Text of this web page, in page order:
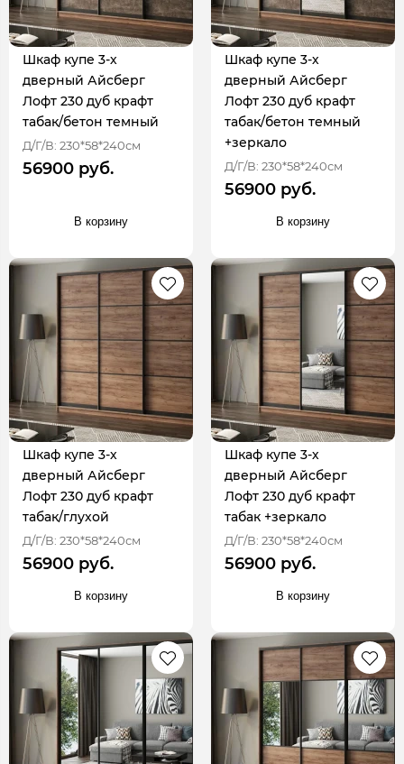
Шкаф купе 3-х
дверный Айсберг
Лофт 230 дуб крафт
табак/бетон темный
Д/Г/В: 230*58*240см
56900 руб.
В корзину
Шкаф купе 3-х
дверный Айсберг
Лофт 230 дуб крафт
табак/бетон темный
+зеркало
Д/Г/В: 230*58*240см
56900 руб.
В корзину
Шкаф купе 3-х
дверный Айсберг
Лофт 230 дуб крафт
табак/глухой
Д/Г/В: 230*58*240см
56900 руб.
В корзину
Шкаф купе 3-х
дверный Айсберг
Лофт 230 дуб крафт
табак +зеркало
Д/Г/В: 230*58*240см
56900 руб.
В корзину